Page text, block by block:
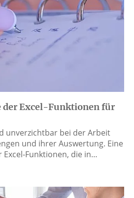
der Excel-Funktionen für
unverzichtbar bei der Arbeit
und ihrer Auswertung. Eine
Funktionen, die in…